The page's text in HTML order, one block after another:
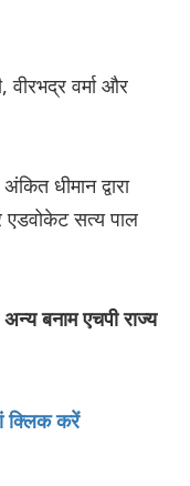
वीरभद्र वर्मा और
धीमान द्वारा
एडवोकेट सत्य पाल
बनाम एचपी राज्य
क्लिक करें